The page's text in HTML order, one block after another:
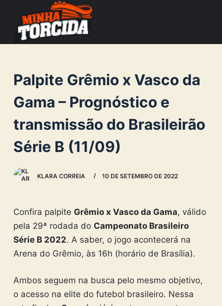
n
e
Palpite Grêmio x Vasco da
Gama – Prognóstico e
transmissão do Brasileirão
Série B (11/09)
KLARA CORREIA 10 DE SETEMBRO DE 2022
Confira palpite Grêmio x Vasco da Gama, válido
pela 29ª rodada do Campeonato Brasileiro
Série B 2022. A saber, o jogo acontecerá na
Arena do Grêmio, às 16h (horário de Brasília).
Ambos seguem na busca pelo mesmo objetivo,
o acesso na elite do futebol brasileiro. Nessa